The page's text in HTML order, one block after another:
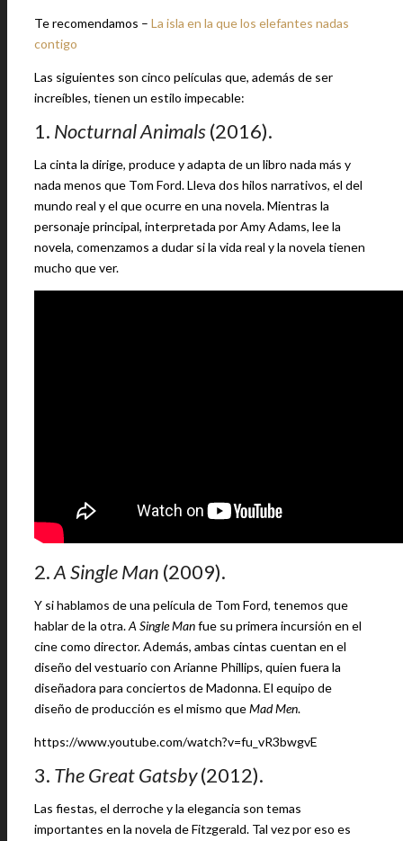
Te recomendamos – La isla en la que los elefantes nadas
contigo
Las siguientes son cinco películas que, además de ser
increíbles, tienen un estilo impecable:
1. Nocturnal Animals(2016).
La cinta la dirige, produce y adapta de un libro nada más y
nada menos que Tom Ford. Lleva dos hilos narrativos, el del
mundo real y el que ocurre en una novela. Mientras la
personaje principal, interpretada por Amy Adams, lee la
novela, comenzamos a dudar si la vida real y la novela tienen
mucho que ver.
2.A Single Man (2009).
Y si hablamos de una película de Tom Ford, tenemos que
hablar de la otra.A Single Manfue su primera incursión en el
cine como director. Además, ambas cintas cuentan en el
diseño del vestuario con Arianne Phillips, quien fuera la
diseñadora para conciertos de Madonna. El equipo de
diseño de producción es el mismo queMad Men.
https://www.youtube.com/watch?v=fu_vR3bwgvE
3. The Great Gatsby(2012).
Las fiestas, el derroche y la elegancia son temas
importantes en la novela de Fitzgerald. Tal vez por eso es